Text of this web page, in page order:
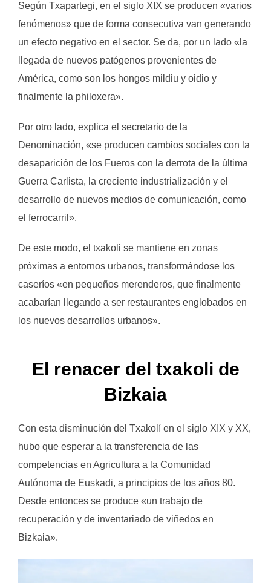
Según Txapartegi, en el siglo XIX se producen «varios
fenómenos» que de forma consecutiva van generando
un efecto negativo en el sector. Se da, por un lado «la
llegada de nuevos patógenos provenientes de
América, como son los hongos mildiu y oidio y
finalmente la philoxera».
Por otro lado, explica el secretario de la
Denominación, «se producen cambios sociales con la
desaparición de los Fueros con la derrota de la última
Guerra Carlista, la creciente industrialización y el
desarrollo de nuevos medios de comunicación, como
el ferrocarril».
De este modo, el txakoli se mantiene en zonas
próximas a entornos urbanos, transformándose los
caseríos «en pequeños merenderos, que finalmente
acabarían llegando a ser restaurantes englobados en
los nuevos desarrollos urbanos».
El renacer del txakoli de
Bizkaia
Con esta disminución del Txakolí en el siglo XIX y XX,
hubo que esperar a la transferencia de las
competencias en Agricultura a la Comunidad
Autónoma de Euskadi, a principios de los años 80.
Desde entonces se produce «un trabajo de
recuperación y de inventariado de viñedos en
Bizkaia».